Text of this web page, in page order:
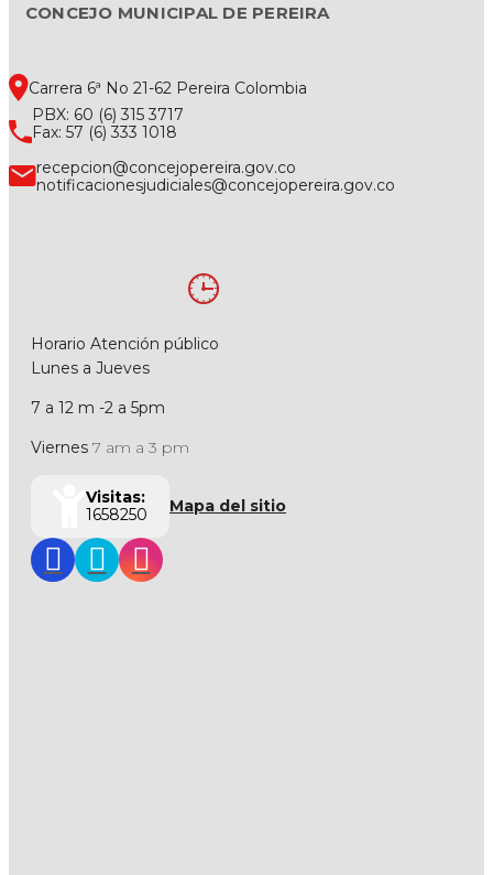
CONCEJO MUNICIPAL DE PEREIRA
Carrera 6ª No 21-62 Pereira Colombia
PBX: 60 (6) 315 3717
Fax: 57 (6) 333 1018
recepcion@concejopereira.gov.co
notificacionesjudiciales@concejopereira.gov.co
Horario Atención público
Lunes a Jueves
7 a 12 m -2 a 5pm
Viernes 7 am a 3 pm
Visitas:
1658250
Mapa del sitio